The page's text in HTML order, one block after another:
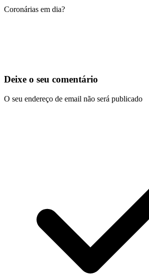
Coronárias em dia?
Deixe o seu comentário
O seu endereço de email não será publicado